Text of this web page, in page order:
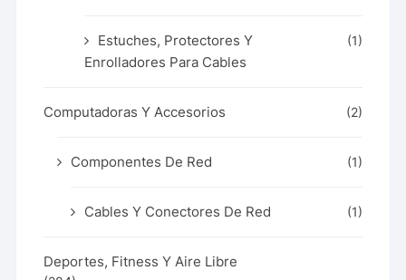
Estuches, Protectores Y
Enrolladores Para Cables
(1)
Computadoras Y Accesorios (2)
Componentes De Red (1)
Cables Y Conectores De Red (1)
Deportes, Fitness Y Aire Libre